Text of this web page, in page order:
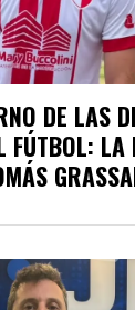
DE LAS
FÚTBOL: LA